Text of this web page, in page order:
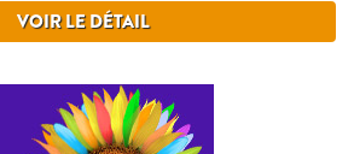
VOIR LE DÉTAIL